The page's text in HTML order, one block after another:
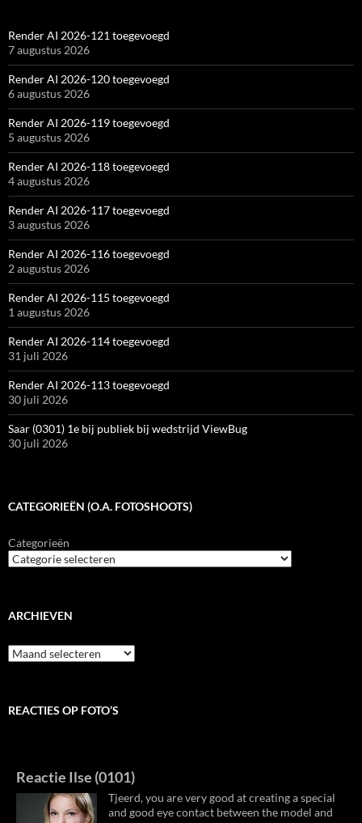
Render AI 2026-121 toegevoegd
7 augustus 2026
Render AI 2026-120 toegevoegd
6 augustus 2026
Render AI 2026-119 toegevoegd
5 augustus 2026
Render AI 2026-118 toegevoegd
4 augustus 2026
Render AI 2026-117 toegevoegd
3 augustus 2026
Render AI 2026-116 toegevoegd
2 augustus 2026
Render AI 2026-115 toegevoegd
1 augustus 2026
Render AI 2026-114 toegevoegd
31 juli 2026
Render AI 2026-113 toegevoegd
30 juli 2026
Saar (0301) 1e bij publiek bij wedstrijd ViewBug
30 juli 2026
CATEGORIEËN (O.A. FOTOSHOOTS)
Categorieën
ARCHIEVEN
Archieven
REACTIES OP FOTO’S
Reactie Ilse (0101)
Tjeerd, you are very good at creating a special
and good eye contact between the model and